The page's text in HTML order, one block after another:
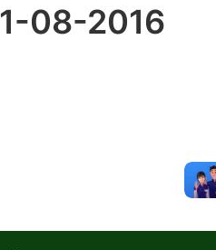
08-2016